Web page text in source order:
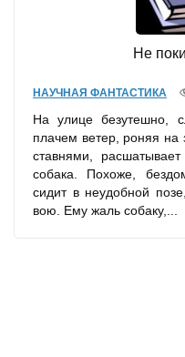
Не
НАУЧНАЯ ФАНТАСТИКА
На улице безутешно,
плачем ветер, роняя
ставнями,
собака. Похоже,
сидит в неудобной
вою. Ему жаль собаку,...